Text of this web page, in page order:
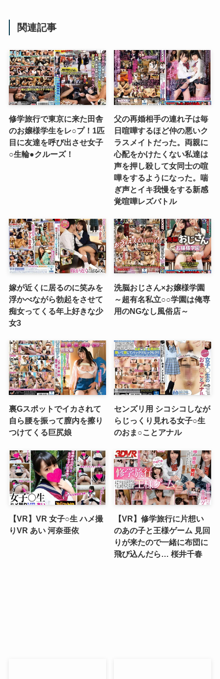
関連記事
修学旅行で東京に来た田舎
のお嬢様学生をレ○プ！1匹
目に友達を呼び出させ女子
○生輪●クルーズ！
父の再婚相手の連れ子は毎
日喧嘩するほど仲の悪いク
ラスメイトだった。両親に
心配をかけたくない私達は
声を押し殺して女同士の喧
嘩をするようになった。喘
ぎ声とイキ我慢をする新感
覚喧嘩レズバトル
嫁が近くに居るのに笑みを
浮かべながら勃起をさせて
痴女ってくる年上好きな少
女3
洗脳おじさん×お嬢様学園
～超有名私立○○学園は俺専
用のNGなし風俗店～
裏Gスポットでイカされて
自ら腰を振って膣内を擦り
つけてくる巨尻娘
センズリ用 シコシコしなが
らじっくり見れる女子○生
のおま○ことアナル
【VR】VR 女子○生 ハメ撮
りVR あい 河奈亜依
【VR】修学旅行に片想い
のあの子と王様ゲーム 見回
りが来たので一緒に布団に
飛び込んだら… 桜井千春